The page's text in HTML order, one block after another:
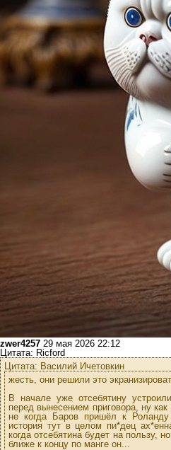
zwer4257 29 мая 2026 22:12
Цитата: Ricford
Цитата: Василий Ичетовкин
жесть, они решили это
В начале уже отсебятину
перед вынесением приговора, ну
не когда Баров пришёл к
история тут в целом пи*дец
когда отсебятина будет на пользу,
ближе к концу по манге он...